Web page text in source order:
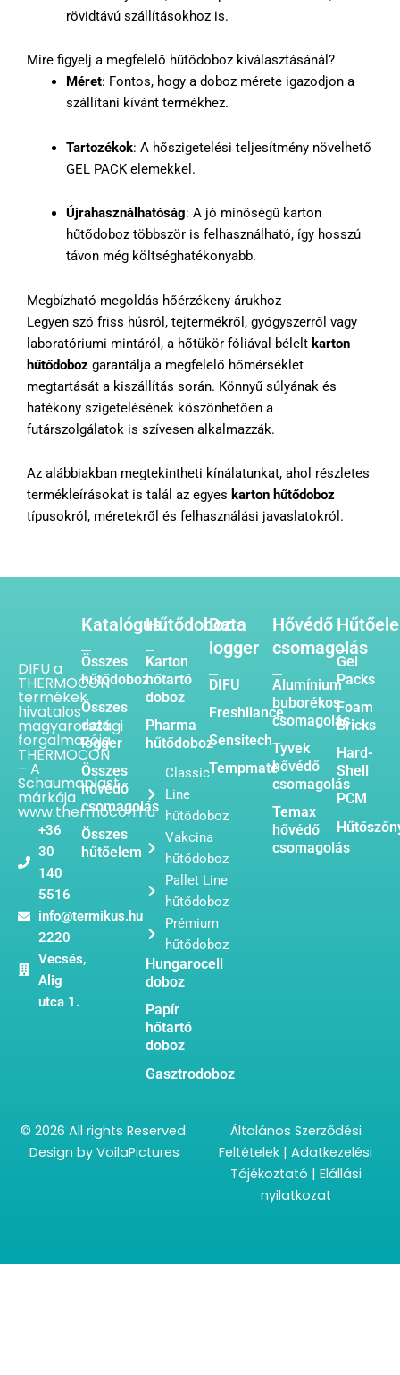
rövidtávú szállításokhoz is.
Mire figyelj a megfelelő hűtődoboz kiválasztásánál?
Méret: Fontos, hogy a doboz mérete igazodjon a
szállítani kívánt termékhez.
Tartozékok: A hőszigetelési teljesítmény növelhető
GEL PACK elemekkel.
Újrahasználhatóság: A jó minőségű karton
hűtődoboz többször is felhasználható, így hosszú
távon még költséghatékonyabb.
Megbízható megoldás hőérzékeny árukhoz
Legyen szó friss húsról, tejtermékről, gyógyszerről vagy
laboratóriumi mintáról, a hőtükör fóliával bélelt karton
hűtődoboz garantálja a megfelelő hőmérséklet
megtartását a kiszállítás során. Könnyű súlyának és
hatékony szigetelésének köszönhetően a
futárszolgálatok is szívesen alkalmazzák.
Az alábbiakban megtekintheti kínálatunkat, ahol részletes
termékleírásokat is talál az egyes karton hűtődoboz
típusokról, méretekről és felhasználási javaslatokról.
DIFU a
THERMOCON
termékek
hivatalos
magyarországi
forgalmazója.
THERMOCON
– A
Schaumaplast
márkája
www.thermocon.hu
+36
30
140
5516
info@termikus.hu
2220
Vecsés,
Alig
utca 1.
Katalógus
Összes
hűtődoboz
Összes
data
logger
Összes
hővédő
csomagolás
Összes
hűtőelem
Hűtődoboz
Karton
hőtartó
doboz
Pharma
hűtődoboz
Classic
Line
hűtődoboz
Vakcina
hűtődoboz
Pallet Line
hűtődoboz
Prémium
hűtődoboz
Hungarocell
doboz
Papír
hőtartó
doboz
Gasztrodoboz
Data
logger
DIFU
Freshliance
Sensitech
Tempmate
Hővédő
csomagolás
Alumínium
buborékos
csomagolás
Tyvek
hővédő
csomagolás
Temax
hővédő
csomagolás
Gel
Packs
Foam
Bricks
Hard-
Shell
PCM
© 2026 All rights Reserved.
Design by VoilaPictures
Általános Szerződési
Feltételek | Adatkezelési
Tájékoztató | Elállási
nyilatkozat